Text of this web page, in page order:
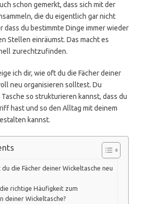
schon gemerkt, dass sich mit der
die du eigentlich gar nicht
dass du bestimmte Dinge immer wieder
Stellen einräumst. Das macht es
zurechtzufinden.
ich dir, wie oft du die Fächer deiner
neu organisieren solltest. Du
so strukturieren kannst, dass du
hast und so den Alltag mit deinem
kannst.
die Fächer deiner Wickeltasche neu
richtige Häufigkeit zum
deiner Wickeltasche?